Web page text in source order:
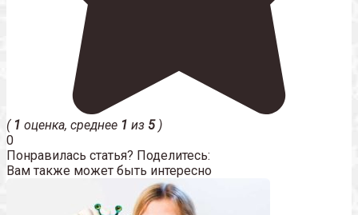
( 1 оценка, среднее 1 из 5)
0
Понравилась статья? Поделитесь:
Вам также может быть интересно